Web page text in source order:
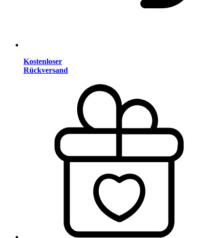
Kostenloser
Rückversand